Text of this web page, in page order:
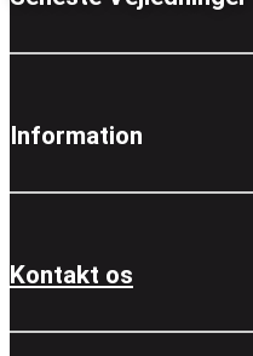
Information
Kontakt os